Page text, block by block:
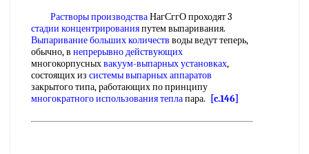
Растворы производстваНагСггО проходят 3
стадии концентрированияпутем выпаривания.
Выпаривание больших количеств воды ведут теперь,
обычно, в непрерывно действующих
многокорпусныхвакуум-выпарных установках,
состоящих из системы выпарных аппаратов
закрытого типа, работающих по принципу
многократного использования теплапара. [c.146]